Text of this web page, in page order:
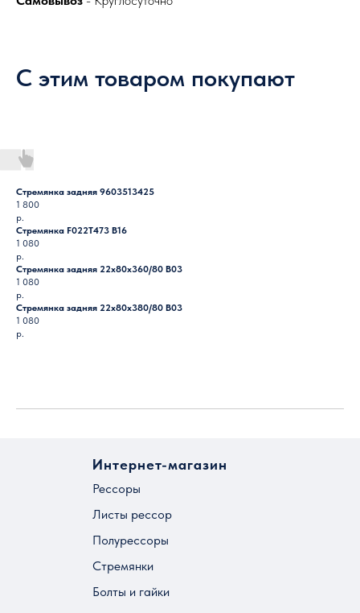
С этим товаром покупают
Стремянка задняя 9603513425
1 800
р.
Стремянка F022T473 B16
1 080
р.
Стремянка задняя 22х80х360/80 B03
1 080
р.
Стремянка задняя 22х80х380/80 B03
1 080
р.
Интернет-магазин
Рессоры
Листы рессор
Полурессоры
Стремянки
Болты и гайки